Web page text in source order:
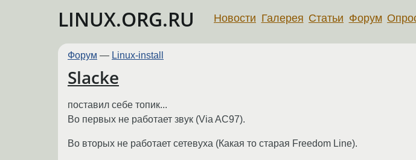
LINUX.ORG.RU Новости Галерея Статьи Форум
Форум — Linux-install
Slacke
поставил себе топик...
Во первых не работает звук (Via AC97).
Во вторых не работает сетевуха (Какая то старая Freedom Line).